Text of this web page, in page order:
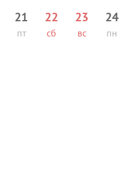
21
пт
22
сб
23
вс
24
пн